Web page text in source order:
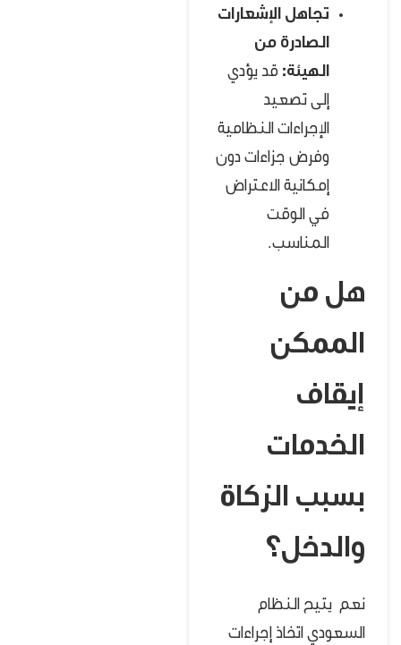
تجاهل الإشعارات
الصادرة من
الهيئة: قد يؤدي
إلى تصعيد
الإجراءات النظامية
وفرض جزاءات دون
إمكانية الاعتراض
في الوقت
المناسب.
هل من
الممكن
إيقاف
الخدمات
بسبب الزكاة
والدخل؟
نعم يتيح النظام
السعودي اتخاذ إجراءات